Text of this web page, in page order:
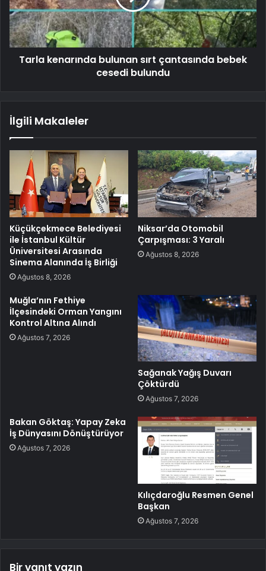
Tarla kenarında bulunan sırt çantasında bebek
cesedi bulundu
İlgili Makaleler
Küçükçekmece Belediyesi
ile İstanbul Kültür
Üniversitesi Arasında
Sinema Alanında İş Birliği
Ağustos 8, 2026
Niksar’da Otomobil
Çarpışması: 3 Yaralı
Ağustos 8, 2026
Muğla’nın Fethiye
İlçesindeki Orman Yangını
Kontrol Altına Alındı
Ağustos 7, 2026
Sağanak Yağış Duvarı
Çöktürdü
Ağustos 7, 2026
Bakan Göktaş: Yapay Zeka
İş Dünyasını Dönüştürüyor
Ağustos 7, 2026
Kılıçdaroğlu Resmen Genel
Başkan
Ağustos 7, 2026
Bir yanıt yazın